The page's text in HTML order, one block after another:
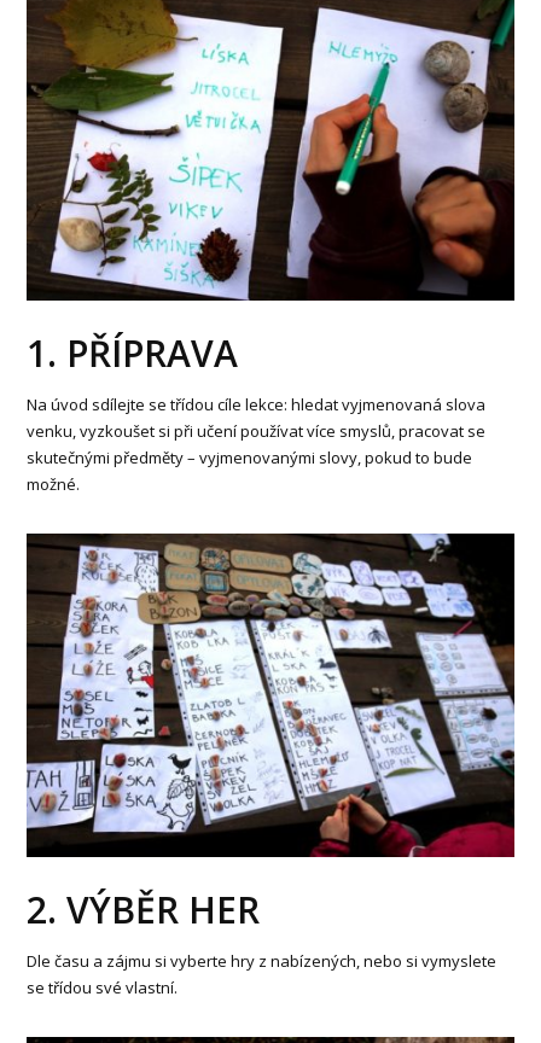
1. PŘÍPRAVA
Na úvod sdílejte se třídou cíle lekce: hledat vyjmenovaná slova
venku, vyzkoušet si při učení používat více smyslů, pracovat se
skutečnými předměty – vyjmenovanými slovy, pokud to bude
možné.
2. VÝBĚR HER
Dle času a zájmu si vyberte hry z nabízených, nebo si vymyslete
se třídou své vlastní.